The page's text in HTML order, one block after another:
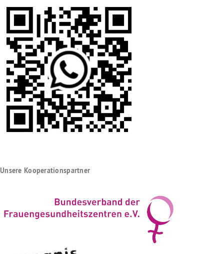
Unsere Kooperationspartner